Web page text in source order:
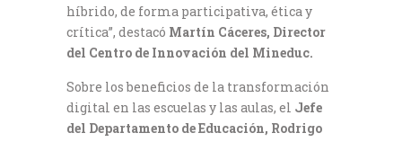
híbrido, de forma participativa, ética y
crítica”, destacó Martín Cáceres, Director
del Centro de Innovación del Mineduc.
Sobre los beneficios de la transformación
digital en las escuelas y las aulas, el Jefe
del Departamento de Educación, Rodrigo